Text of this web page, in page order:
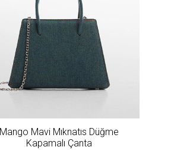
Mango Mavi Mıknatıs Düğme
Kapamalı Çanta